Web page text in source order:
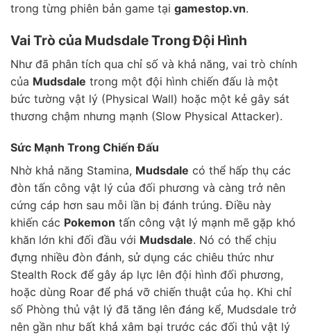
trong từng phiên bản game tại gamestop.vn.
Vai Trò của Mudsdale Trong Đội Hình
Như đã phân tích qua chỉ số và khả năng, vai trò chính
của Mudsdale trong một đội hình chiến đấu là một
bức tường vật lý (Physical Wall) hoặc một kẻ gây sát
thương chậm nhưng mạnh (Slow Physical Attacker).
Sức Mạnh Trong Chiến Đấu
Nhờ khả năng Stamina, Mudsdale có thể hấp thụ các
đòn tấn công vật lý của đối phương và càng trở nên
cứng cáp hơn sau mỗi lần bị đánh trúng. Điều này
khiến các Pokemon tấn công vật lý mạnh mẽ gặp khó
khăn lớn khi đối đầu với Mudsdale. Nó có thể chịu
đựng nhiều đòn đánh, sử dụng các chiêu thức như
Stealth Rock để gây áp lực lên đội hình đối phương,
hoặc dùng Roar để phá vỡ chiến thuật của họ. Khi chỉ
số Phòng thủ vật lý đã tăng lên đáng kể, Mudsdale trở
nên gần như bất khả xâm bại trước các đối thủ vật lý